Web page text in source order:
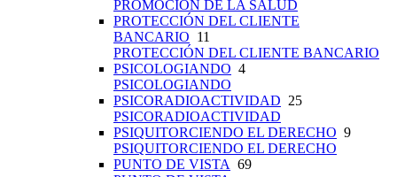
PROMOCIÓN DE LA SALUD
PROTECCIÓN DEL CLIENTE
BANCARIO 11
PROTECCIÓN DEL CLIENTE BANCARIO
PSICOLOGIANDO 4
PSICOLOGIANDO
PSICORADIOACTIVIDAD 25
PSICORADIOACTIVIDAD
PSIQUITORCIENDO EL DERECHO 9
PSIQUITORCIENDO EL DERECHO
PUNTO DE VISTA 69